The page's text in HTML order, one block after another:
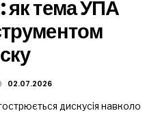
як тема УПА
02.07.2026
дискусія навколо